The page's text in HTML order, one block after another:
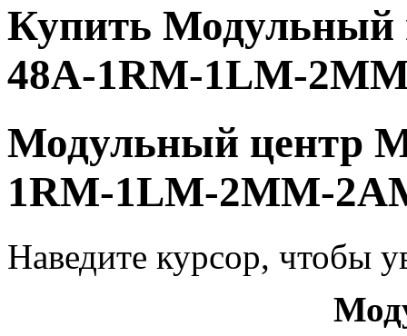
Купить Модульный
48A-1RM-1LM-
Модульный центр
1RM-1LM-2MM-
Наведите курсор, чтобы